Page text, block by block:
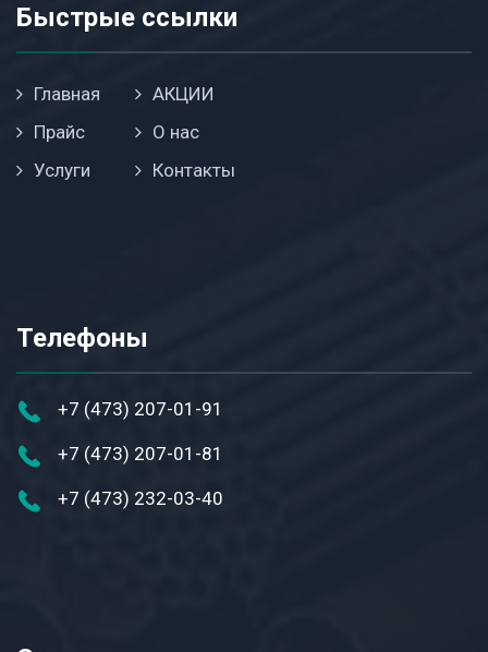
Быстрые ссылки
Главная
Прайс
Услуги
АКЦИИ
О нас
Контакты
Телефоны
+7 (473) 207-01-91
+7 (473) 207-01-81
+7 (473) 232-03-40